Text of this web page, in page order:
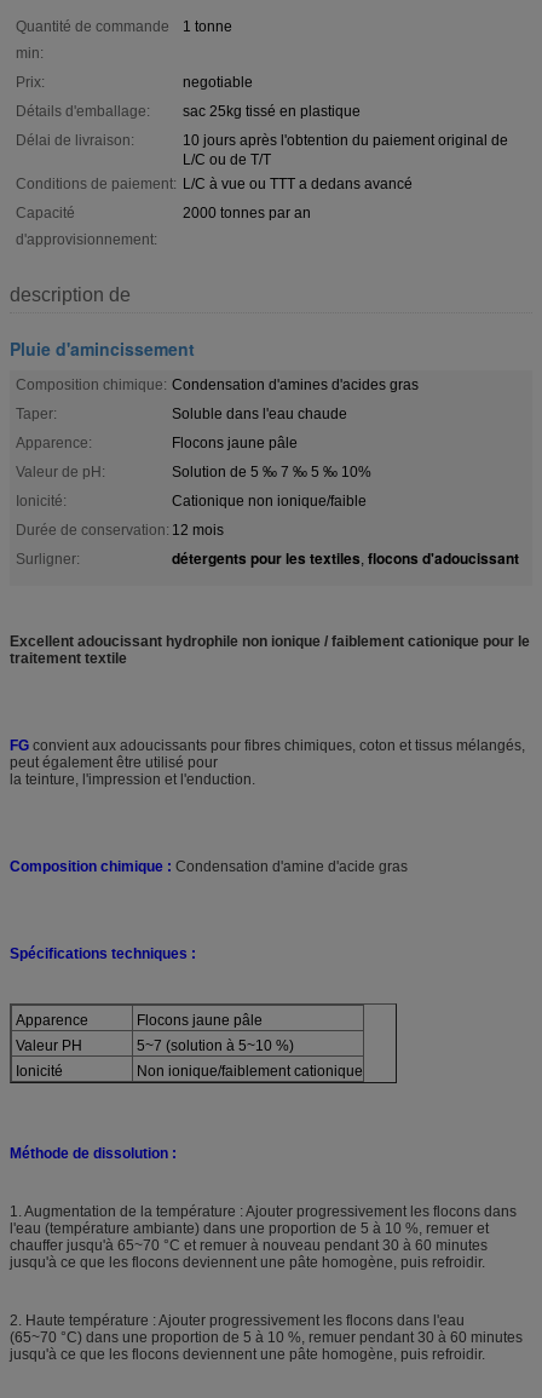
Quantité de commande
min:
1 tonne
Prix:
negotiable
Détails d'emballage:
sac 25kg tissé en plastique
Délai de livraison:
10 jours après l'obtention du paiement original de
L/C ou de T/T
Conditions de paiement: L/C à vue ou TTT a dedans avancé
Capacité
d'approvisionnement:
2000 tonnes par an
description de
Pluie d'amincissement
Composition chimique: Condensation d'amines d'acides gras
Taper:
Soluble dans l'eau chaude
Apparence:
Flocons jaune pâle
Valeur de pH:
Solution de 5 ‰ 7 ‰ 5 ‰ 10%
Ionicité:
Cationique non ionique/faible
Durée de conservation: 12 mois
Surligner:
détergents pour les textiles, flocons d'adoucissant
Excellent adoucissant hydrophile non ionique / faiblement cationique pour le
traitement textile
FG convient aux adoucissants pour fibres chimiques, coton et tissus mélangés,
peut également être utilisé pour
la teinture, l'impression et l'enduction.
Composition chimique : Condensation d'amine d'acide gras
Spécifications techniques :
Apparence
Flocons jaune pâle
Valeur PH
5~7 (solution à 5~10 %)
Ionicité
Non ionique/faiblement cationique
Méthode de dissolution :
1. Augmentation de la température : Ajouter progressivement les flocons dans
l'eau (température ambiante) dans une proportion de 5 à 10 %, remuer et
chauffer jusqu'à 65~70 °C et remuer à nouveau pendant 30 à 60 minutes
jusqu'à ce que les flocons deviennent une pâte homogène, puis refroidir.
2. Haute température : Ajouter progressivement les flocons dans l'eau
(65~70 °C) dans une proportion de 5 à 10 %, remuer pendant 30 à 60 minutes
jusqu'à ce que les flocons deviennent une pâte homogène, puis refroidir.